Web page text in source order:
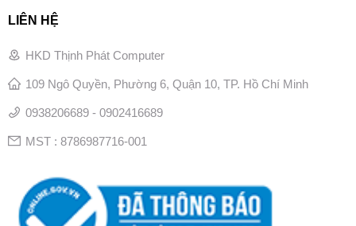
LIÊN HỆ
HKD Thịnh Phát Computer
109 Ngô Quyền, Phường 6, Quận 10, TP. Hồ Chí Minh
0938206689 - 0902416689
MST : 8786987716-001